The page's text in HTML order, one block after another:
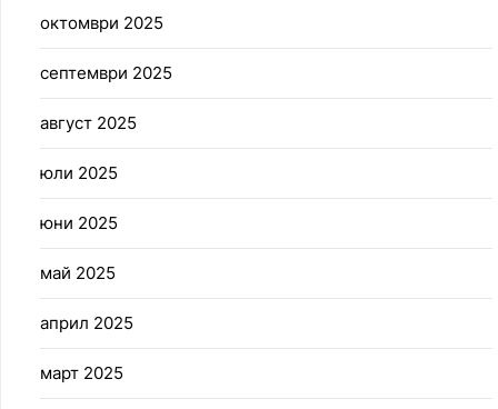
октомври 2025
септември 2025
август 2025
юли 2025
юни 2025
май 2025
април 2025
март 2025